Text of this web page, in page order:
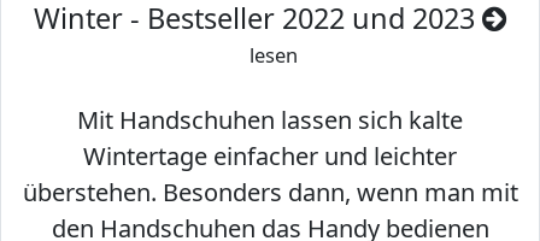
Winter - Bestseller 2022 und 2023
lesen
Mit Handschuhen lassen sich kalte
Wintertage einfacher und leichter
überstehen. Besonders dann, wenn man mit
den Handschuhen das Handy bedienen